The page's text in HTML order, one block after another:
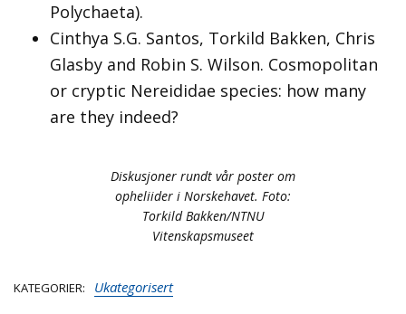
Polychaeta).
Cinthya S.G. Santos, Torkild Bakken, Chris
Glasby and Robin S. Wilson. Cosmopolitan
or cryptic Nereididae species: how many
are they indeed?
Diskusjoner rundt vår poster om
opheliider i Norskehavet. Foto:
Torkild Bakken/NTNU
Vitenskapsmuseet
KATEGORIER Ukategorisert